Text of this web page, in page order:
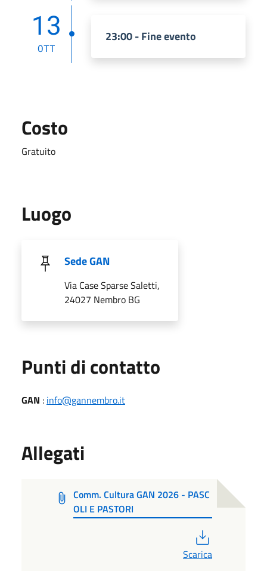
13
OTT
23:00 - Fine evento
Costo
Gratuito
Luogo
Sede GAN
Via Case Sparse Saletti,
24027 Nembro BG
Punti di contatto
GAN : info@gannembro.it
Allegati
Comm. Cultura GAN 2026 - PASC
OLI E PASTORI
Scarica